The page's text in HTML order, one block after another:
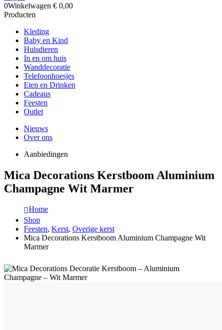
0Winkelwagen € 0,00
Producten
Kleding
Baby en Kind
Huisdieren
In en om huis
Wanddecoratie
Telefoonhoesjes
Eten en Drinken
Cadeaus
Feesten
Outlet
Nieuws
Over ons
Aanbiedingen
Mica Decorations Kerstboom Aluminium
Champagne Wit Marmer
Home
Shop
Feesten, Kerst, Overige kerst
Mica Decorations Kerstboom Aluminium Champagne Wit
Marmer